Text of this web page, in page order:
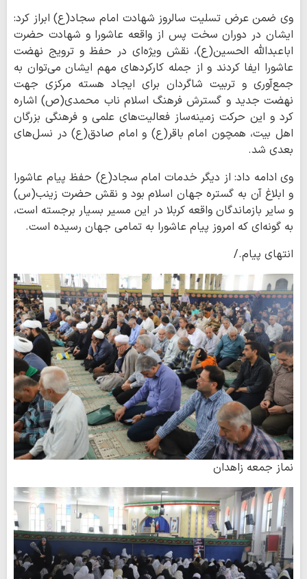
وی ضمن عرض تسلیت سالروز شهادت امام سجاد(ع) ابراز کرد:
ایشان در دوران سخت پس از واقعه عاشورا و شهادت حضرت
اباعبدالله الحسین(ع)، نقش ویژه‌ای در حفظ و ترویج نهضت
عاشورا ایفا کردند و از جمله کارکردهای مهم ایشان می‌توان به
جمع‌آوری و تربیت شاگردان برای ایجاد هسته‌ مرکزی جهت
نهضت جدید و گسترش فرهنگ اسلام ناب محمدی(ص) اشاره
کرد و این حرکت زمینه‌ساز فعالیت‌های علمی و فرهنگی بزرگان
اهل بیت، همچون امام باقر(ع) و امام صادق(ع) در نسل‌های
بعدی شد.
وی ادامه داد: از دیگر خدمات امام سجاد(ع) حفظ پیام عاشورا
و ابلاغ آن به گستره جهان اسلام بود و نقش حضرت زینب(س)
و سایر بازماندگان واقعه کربلا در این مسیر بسیار برجسته است،
به گونه‌ای که امروز پیام عاشورا به تمامی جهان رسیده است.
انتهای پیام./
نماز جمعه زاهدان